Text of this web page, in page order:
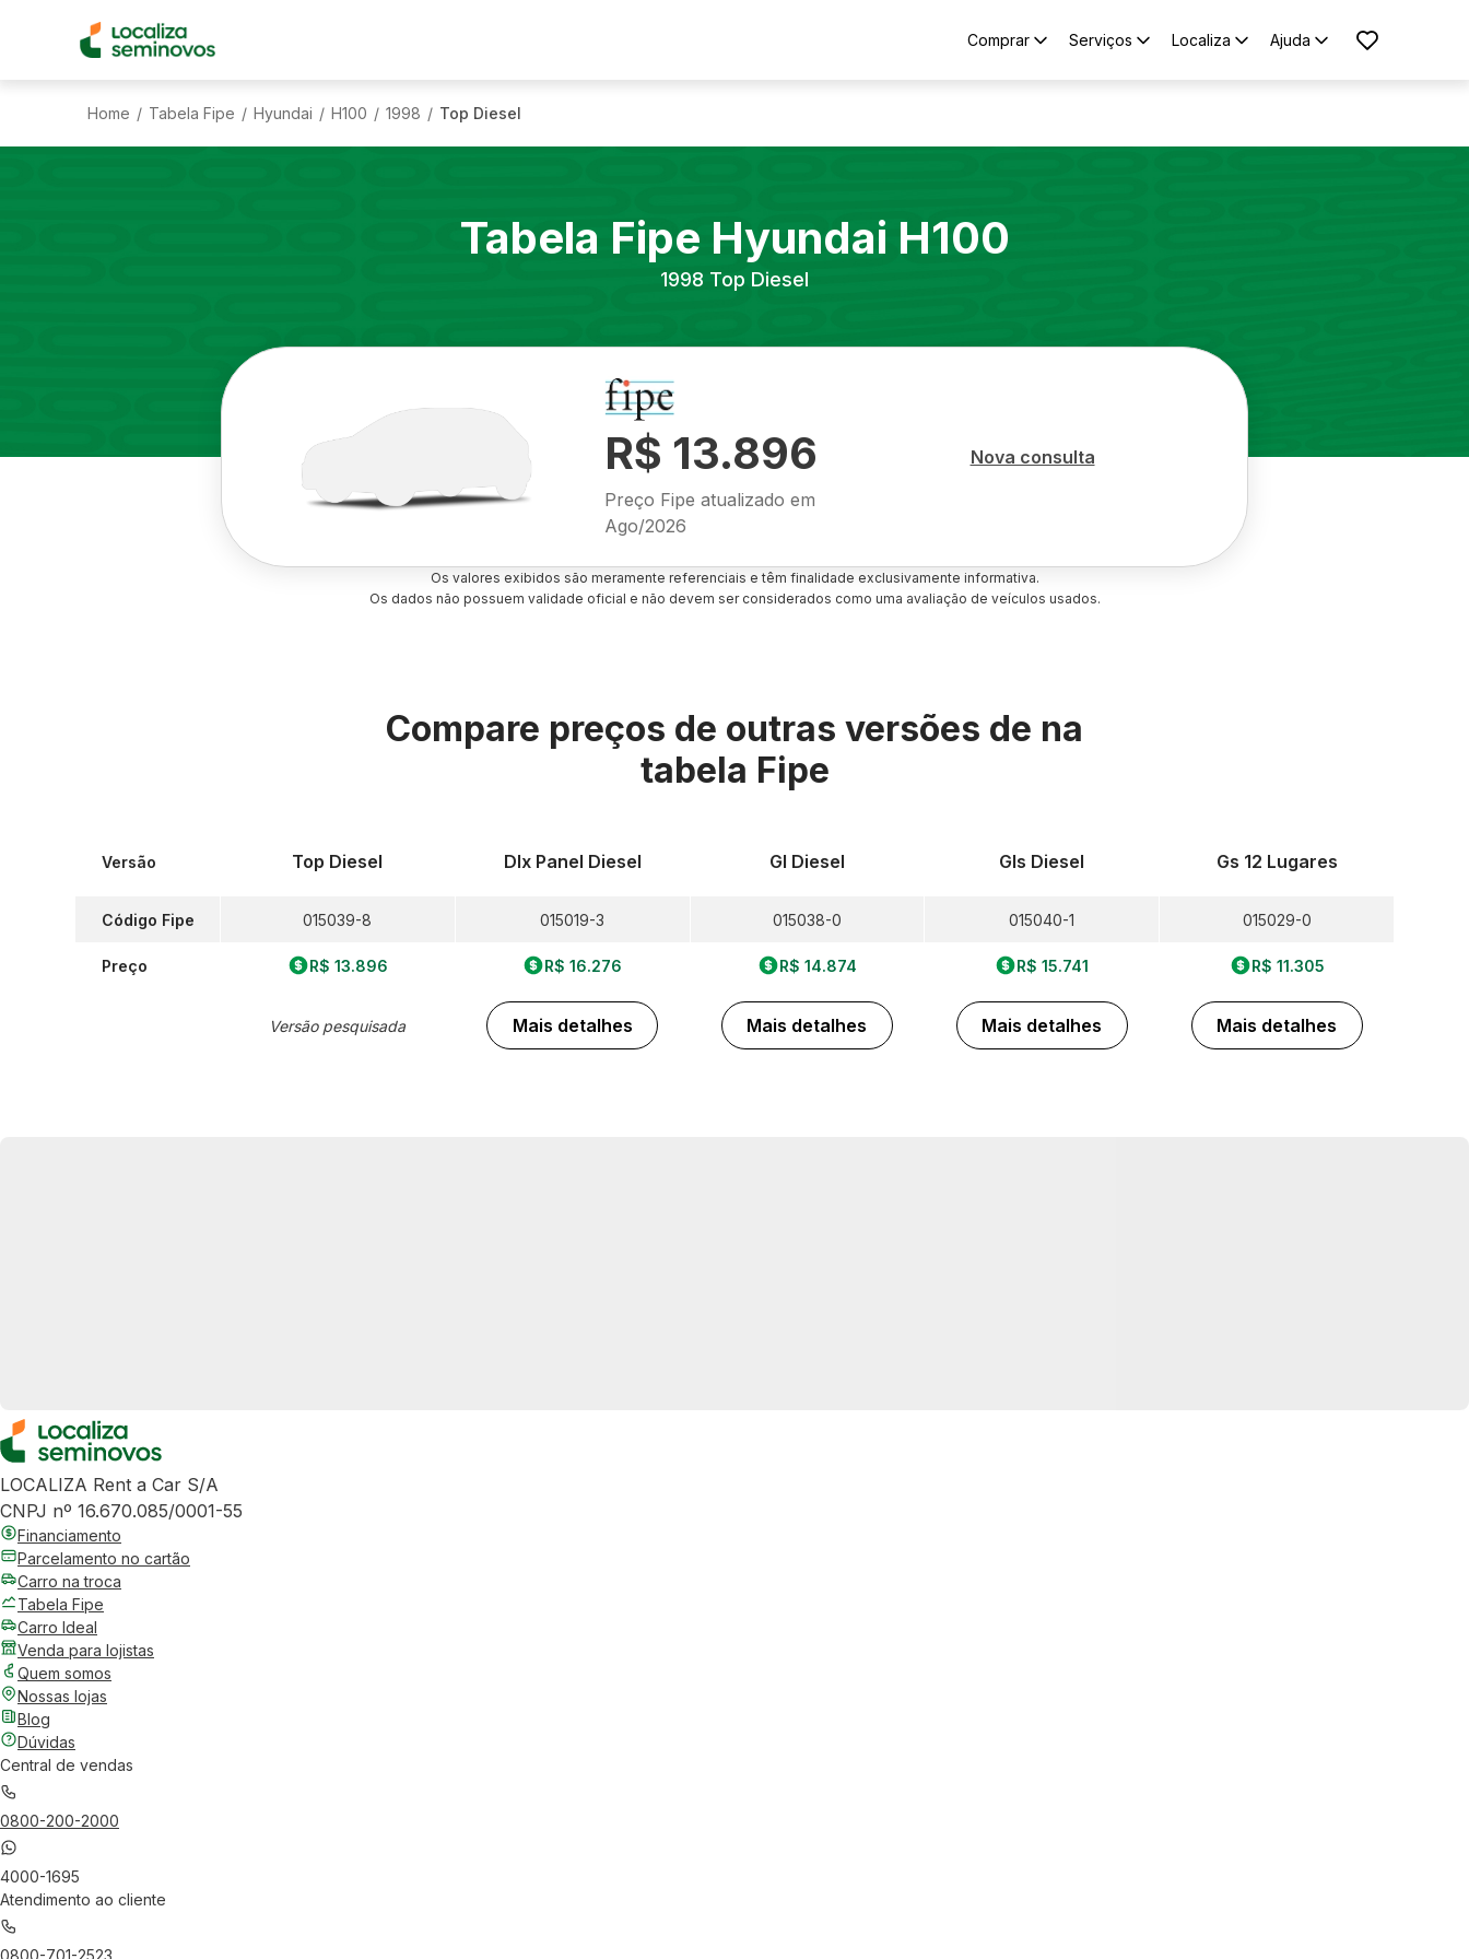
Comprar Serviços Localiza Ajuda
Home / Tabela Fipe / Hyundai / H100 / 1998 / Top Diesel
Tabela Fipe Hyundai H100
1998 Top Diesel
R$ 13.896
Preço Fipe atualizado em
Ago/2026
Nova consulta
Os valores exibidos são meramente referenciais e têm finalidade exclusivamente informativa.
Os dados não possuem validade oficial e não devem ser considerados como uma avaliação de veículos usados.
Compare preços de outras versões de na
tabela Fipe
Versão
Código Fipe
Preço
Top Diesel
015039-8
R$ 13.896
Versão pesquisada
Dlx Panel Diesel
015019-3
R$ 16.276
Mais detalhes
Gl Diesel
015038-0
R$ 14.874
Mais detalhes
Gls Diesel
015040-1
R$ 15.741
Mais detalhes
Gs 12 Lugares
015029-0
R$ 11.305
Mais detalhes
LOCALIZA Rent a Car S/A
CNPJ nº 16.670.085/0001-55
Financiamento
Parcelamento no cartão
Carro na troca
Tabela Fipe
Carro Ideal
Venda para lojistas
Quem somos
Nossas lojas
Blog
Dúvidas
Central de vendas
0800-200-2000
4000-1695
Atendimento ao cliente
0800-701-2523